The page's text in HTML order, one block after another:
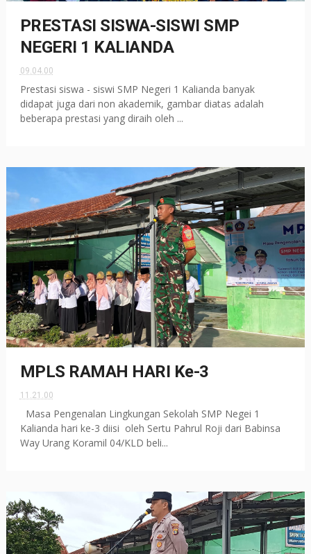
PRESTASI SISWA-SISWI SMP
NEGERI 1 KALIANDA
09.04.00
Prestasi siswa - siswi SMP Negeri 1 Kalianda banyak
didapat juga dari non akademik, gambar diatas adalah
beberapa prestasi yang diraih oleh ...
MPLS RAMAH HARI Ke-3
11.21.00
Masa Pengenalan Lingkungan Sekolah SMP Negei 1
Kalianda hari ke-3 diisi oleh Sertu Pahrul Roji dari Babinsa
Way Urang Koramil 04/KLD beli...